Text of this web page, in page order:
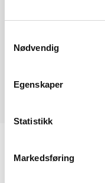
Nødvendig
Egenskaper
Statistikk
Markedsføring